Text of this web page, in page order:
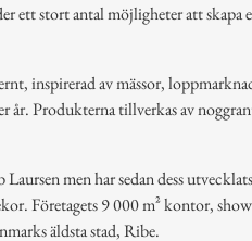
ett stort antal möjligheter att skapa
inspirerad av mässor,
Produkterna tillverkas av
men har sedan dess
Företagets 9 000 m² kontor,
äldsta stad, Ribe.